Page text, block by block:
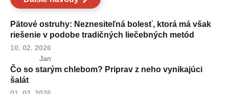
Pätové ostruhy: Neznesiteľná bolesť, ktorá má však
riešenie v podobe tradičných liečebných metód
10. 02. 2026
Jan
Čo so starým chlebom? Priprav z neho vynikajúci
šalát